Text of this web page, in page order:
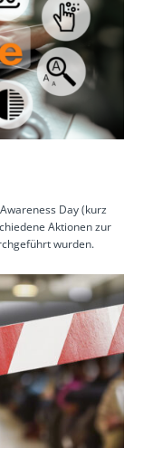
Day (kurz
Aktionen zur
wurden.